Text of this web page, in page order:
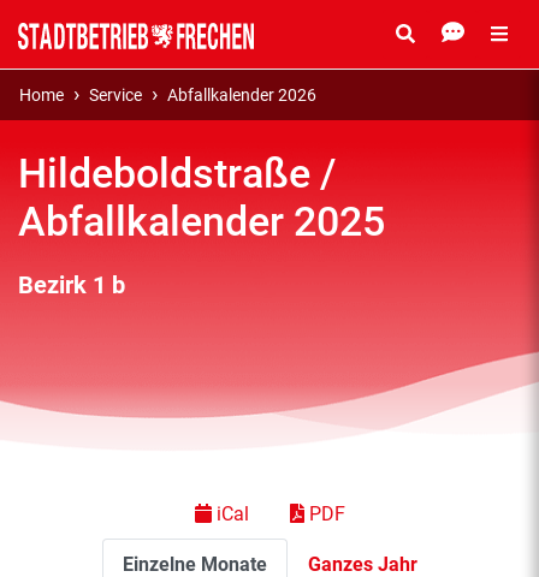
Home Service Abfallkalender 2026
Hildeboldstraße /
Abfallkalender 2025
Bezirk 1 b
Einzelne Monate Ganzes Jahr
iCal PDF